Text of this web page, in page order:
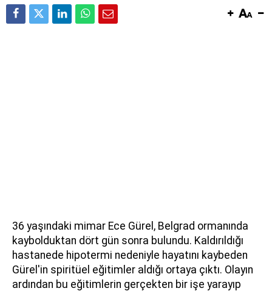
36 yaşındaki mimar Ece Gürel, Belgrad ormanında
kaybolduktan dört gün sonra bulundu. Kaldırıldığı
hastanede hipotermi nedeniyle hayatını kaybeden
Gürel'in spiritüel eğitimler aldığı ortaya çıktı. Olayın
ardından bu eğitimlerin gerçekten bir işe yarayıp